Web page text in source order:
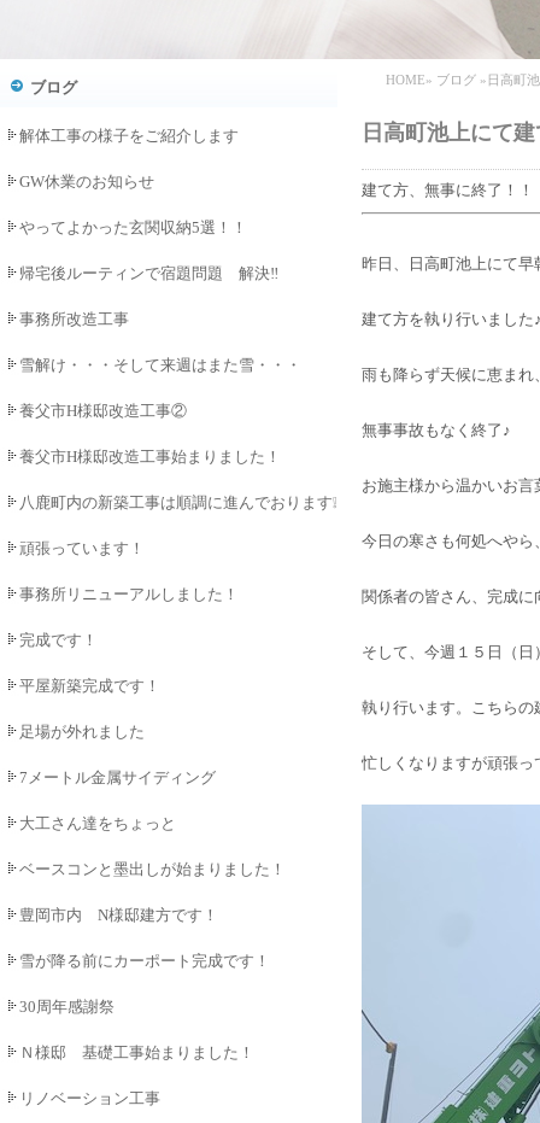
HOME» ブログ »日高町
日高町池上にて
建て方、無事に終了！！
昨日、日高町池上にて早
建て方を執り行いました
雨も降らず天候に恵まれ
無事事故もなく終了♪
お施主様から温かいお言
今日の寒さも何処へやら
関係者の皆さん、完成
そして、今週１５日（
執り行います。こちら
忙しくなりますが頑張っ
ブログ
解体工事の様子をご紹介します
GW休業のお知らせ
やってよかった玄関収納5選！！
帰宅後ルーティンで宿題問題 解決‼
事務所改造工事
雪解け・・・そして来週はまた雪・・・
養父市H様邸改造工事②
養父市H様邸改造工事始まりました！
八鹿町内の新築工事は順調に進んでおります❕
頑張っています！
事務所リニューアルしました！
完成です！
平屋新築完成です！
足場が外れました
7メートル金属サイディング
大工さん達をちょっと
ベースコンと墨出しが始まりました！
豊岡市内 N様邸建方です！
雪が降る前にカーポート完成です！
30周年感謝祭
Ｎ様邸 基礎工事始まりました！
リノベーション工事